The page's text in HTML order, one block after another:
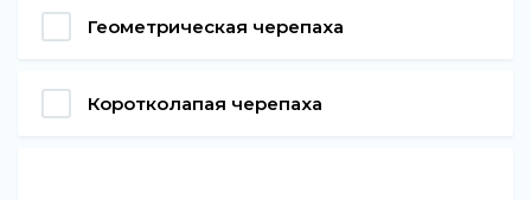
Геометрическая черепаха
Коротколапая черепаха